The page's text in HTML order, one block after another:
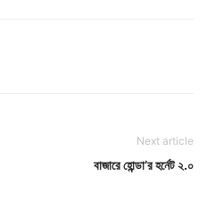
Next article
বাজারে হোন্ডা’র হর্নেট ২.০